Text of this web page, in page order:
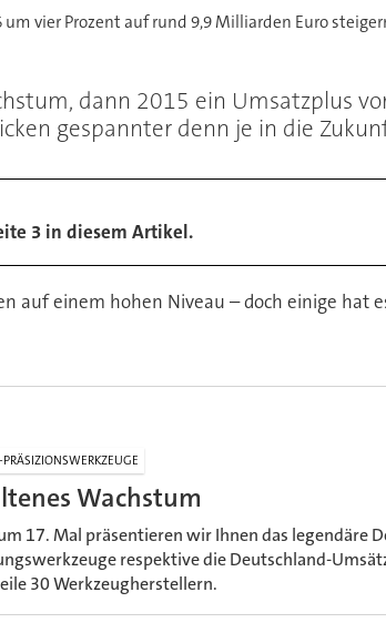
vier Prozent auf rund 9,9 Milliarden Euro
dann 2015 ein Umsatzplus
gespannter denn je in die
3 in diesem Artikel.
auf einem hohen Niveau – doch einige hat
PRÄSIZIONSWERKZEUGE
Wachstum
17. Mal präsentieren wir Ihnen das legendäre
respektive die Deutschland-
30 Werkzeugherstellern.